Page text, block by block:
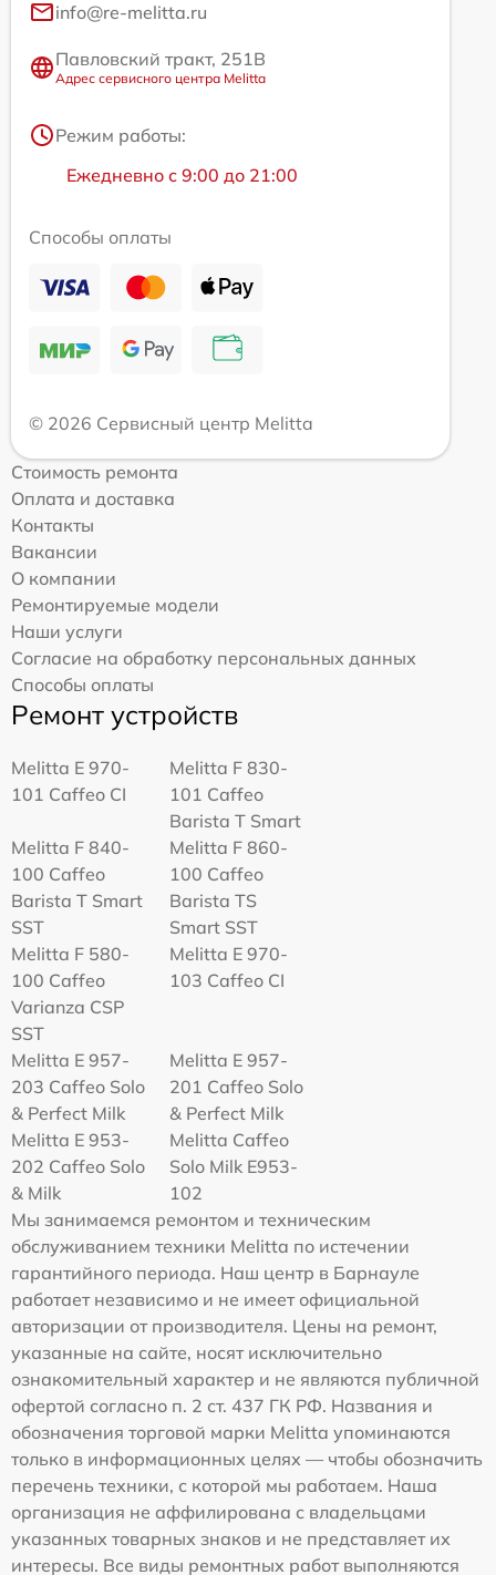
info@re-melitta.ru
Павловский тракт, 251В
Адрес сервисного центра Melitta
Режим работы:
Ежедневно с 9:00 до 21:00
Способы оплаты
© 2026 Сервисный центр Melitta
Стоимость ремонта
Оплата и доставка
Контакты
Вакансии
О компании
Ремонтируемые модели
Наши услуги
Согласие на обработку персональных данных
Способы оплаты
Ремонт устройств
Melitta Е 970-
101 Caffeo CI
Melitta F 830-
101 Caffeo
Barista T Smart
Melitta F 840-
100 Caffeo
Barista T Smart
SST
Melitta F 860-
100 Caffeo
Barista TS
Smart SST
Melitta F 580-
100 Caffeo
Varianza CSP
SST
Melitta Е 970-
103 Caffeo CI
Melitta E 957-
203 Caffeo Solo
& Perfect Milk
Melitta E 957-
201 Caffeo Solo
& Perfect Milk
Melitta Е 953-
202 Caffeo Solo
& Milk
Melitta Caffeo
Solo Milk E953-
102
Мы занимаемся ремонтом и техническим
обслуживанием техники Melitta по истечении
гарантийного периода. Наш центр в Барнауле
работает независимо и не имеет официальной
авторизации от производителя. Цены на ремонт,
указанные на сайте, носят исключительно
ознакомительный характер и не являются публичной
офертой согласно п. 2 ст. 437 ГК РФ. Названия и
обозначения торговой марки Melitta упоминаются
только в информационных целях — чтобы обозначить
перечень техники, с которой мы работаем. Наша
организация не аффилирована с владельцами
указанных товарных знаков и не представляет их
интересы. Все виды ремонтных работ выполняются